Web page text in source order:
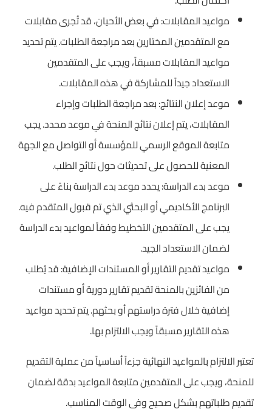
مواعيد المقابلات: في بعض الأحيان، قد تُجرى مقابلات
مع المتقدمين المختارين بعد مراجعة الطلبات. يتم تحديد
مواعيد المقابلات مسبقاً، ويجب على المتقدمين
الاستعداد جيداً للمشاركة في هذه المقابلات.
موعد إعلان النتائج: بعد مراجعة الطلبات وإجراء
المقابلات، يتم إعلان نتائج المنحة في موعد محدد. يجب
متابعة الموقع الرسمي للمؤسسة أو التواصل مع الجهة
المعنية للحصول على تحديثات حول نتائج الطلب.
موعد بدء الدراسة: يحدد موعد بدء الدراسة بناءً على
البرنامج الأكاديمي أو البحثي الذي تم قبول المتقدم فيه.
يجب على المتقدمين التخطيط وفقاً لمواعيد بدء الدراسة
لضمان الاستعداد الجيد.
مواعيد تقديم التقارير أو المستندات الإضافية: قد يُطلب
من الفائزين بالمنحة تقديم تقارير دورية أو مستندات
إضافية خلال فترة دراستهم أو بحثهم. يتم تحديد مواعيد
هذه التقارير مسبقاً ويجب الالتزام بها.
تعتبر الالتزام بالمواعيد النهائية جزءاً أساسياً من عملية التقديم
للمنحة، ويجب على المتقدمين متابعة المواعيد بدقة لضمان
تقديم طلباتهم بشكل صحيح وفي الوقت المناسب.